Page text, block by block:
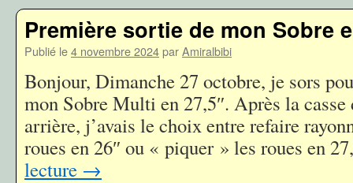
Première sortie de mon Sobre
Publié le4 novembre 2024parAmiralbibi
Bonjour, Dimanche 27 octobre, je sors
mon Sobre Multi en 27,5″. Après la casse
arrière, j’avais le choix entre refaire
roues en 26″ ou « piquer » les roues en
lecture →